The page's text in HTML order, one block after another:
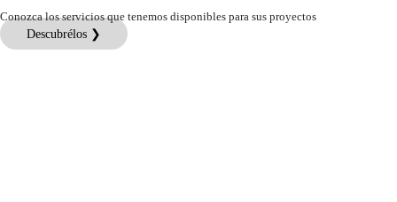
Conozca los servicios que tenemos disponibles para sus proyectos
Descubrélos ❯